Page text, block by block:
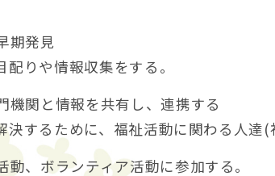
期発見
配りや情報収集をする。
機関と情報を共有し、連携する
決するために、福祉活動に関わる人達
動、ボランティア活動に参加する。